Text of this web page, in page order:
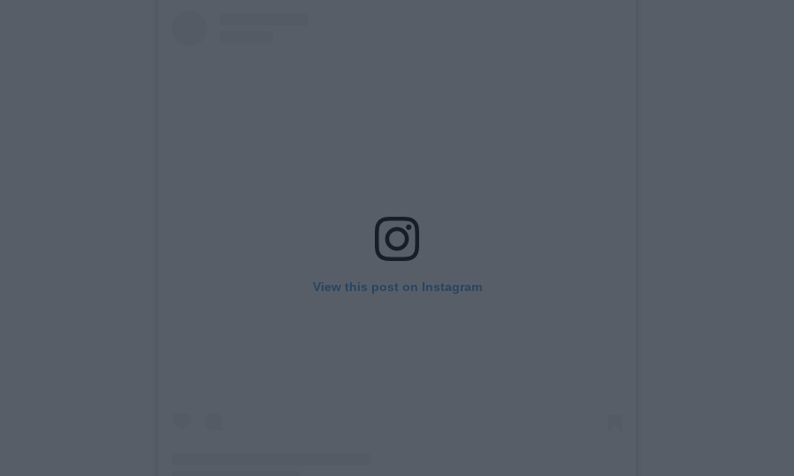
View this post on Instagram